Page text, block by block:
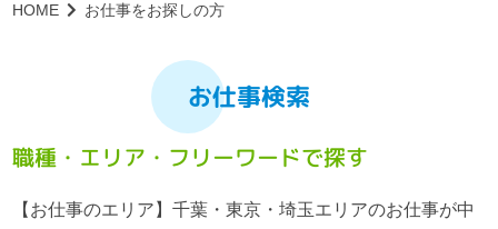
HOME お仕事をお探しの方
お仕事検索
職種・エリア・フリーワードで探す
【お仕事のエリア】千葉・東京・埼玉エリアのお仕事が中